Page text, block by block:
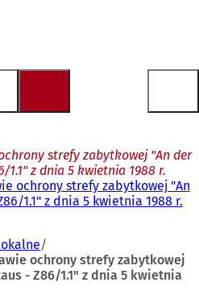
strefy zabytkowej "An der
1.1" z dnia 5 kwietnia 1988 r.
ochrony strefy zabytkowej "An
1.1" z dnia 5 kwietnia 1988 r.
ochrony strefy zabytkowej
- Z86/1.1" z dnia 5 kwietnia